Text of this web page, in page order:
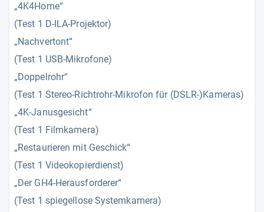
„4K4Home“
(Test 1 D-ILA-Projektor)
„Nachvertont“
(Test 1 USB-Mikrofone)
„Doppelrohr“
(Test 1 Stereo-Richtrohr-Mikrofon für (DSLR-)Kameras)
„4K-Janusgesicht“
(Test 1 Filmkamera)
„Restaurieren mit Geschick“
(Test 1 Videokopierdienst)
„Der GH4-Herausforderer“
(Test 1 spiegellose Systemkamera)